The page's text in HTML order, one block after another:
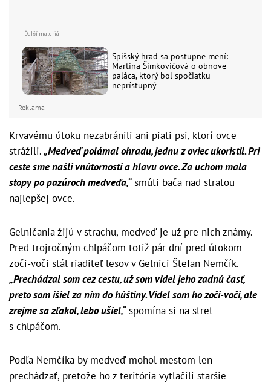
Spišský hrad sa postupne mení:
Martina Šimkovičová o obnove
paláca, ktorý bol spočiatku
neprístupný
Reklama
Krvavému útoku nezabránili ani piati psi, ktorí ovce
strážili.„Medveď polámal ohradu, jednu z oviec ukoristil. Pri
ceste sme našli vnútornosti a hlavu ovce. Za uchom mala
stopy po pazúroch medveďa,“smúti bača nad stratou
najlepšej ovce.
Gelničania žijú v strachu, medveď je už pre nich známy.
Pred trojročným chlpáčom totiž pár dní pred útokom
zoči-voči stál riaditeľ lesov v Gelnici Štefan Nemčík.
„Prechádzal som cez cestu, už som videl jeho zadnú časť,
preto som išiel za ním do húštiny. Videl som ho zoči-voči, ale
zrejme sa zľakol, lebo ušiel,“spomína si na stret
s chlpáčom.
Podľa Nemčíka by medveď mohol mestom len
prechádzať, pretože ho z teritória vytlačili staršie